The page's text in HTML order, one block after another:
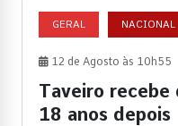
GERAL NACIONAL
12 de Agosto às 10h55
Taveiro recebe
18 anos depois